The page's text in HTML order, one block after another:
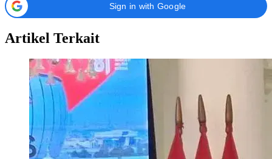
Sign in with Google
Artikel Terkait